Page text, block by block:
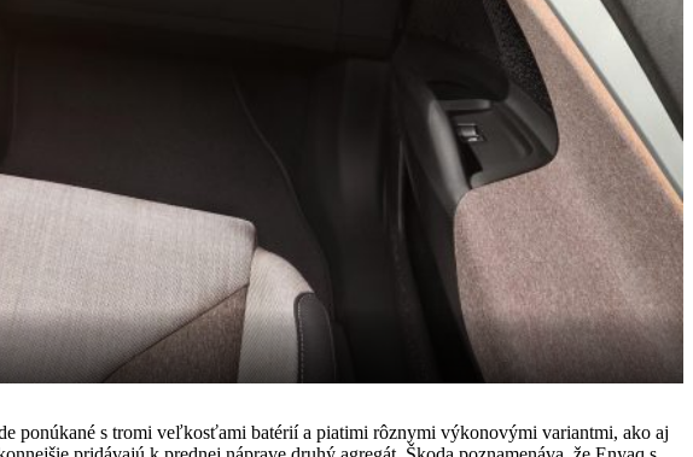
ponúkané s tromi veľkosťami batérií a piatimi rôznymi výkonovými variantmi, ako aj